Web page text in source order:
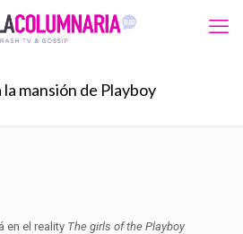
mansión de Playboy
en el reality The girls of the Playboy